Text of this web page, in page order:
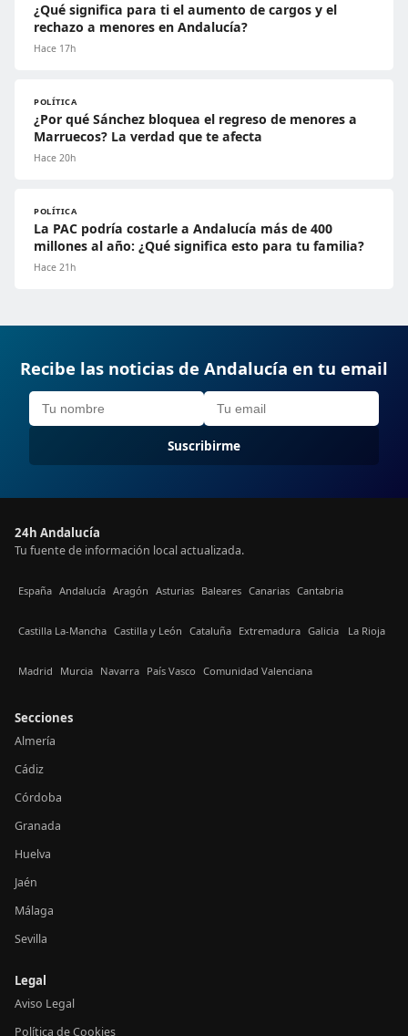
¿Qué significa para ti el aumento de cargos y el
rechazo a menores en Andalucía?
Hace 17h
POLÍTICA
¿Por qué Sánchez bloquea el regreso de menores a
Marruecos? La verdad que te afecta
Hace 20h
POLÍTICA
La PAC podría costarle a Andalucía más de 400
millones al año: ¿Qué significa esto para tu familia?
Hace 21h
Recibe las noticias de Andalucía en tu email
Suscribirme
24h Andalucía
Tu fuente de información local actualizada.
España Andalucía Aragón Asturias Baleares Canarias Cantabria
Castilla La-Mancha Castilla y León Cataluña Extremadura Galicia La Rioja
Madrid Murcia Navarra País Vasco Comunidad Valenciana
Secciones
Almería
Cádiz
Córdoba
Granada
Huelva
Jaén
Málaga
Sevilla
Legal
Aviso Legal
Política de Cookies